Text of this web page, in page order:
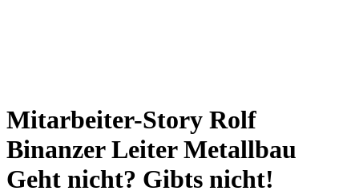
Mitarbeiter-Story Rolf
Binanzer ­Leiter Metallbau
Geht nicht? Gibts nicht!